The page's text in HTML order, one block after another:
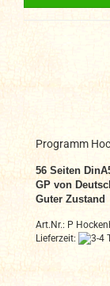
Programm
56 Seiten
GP von
Guter Zustand
Art.Nr.: P
Lieferzeit: